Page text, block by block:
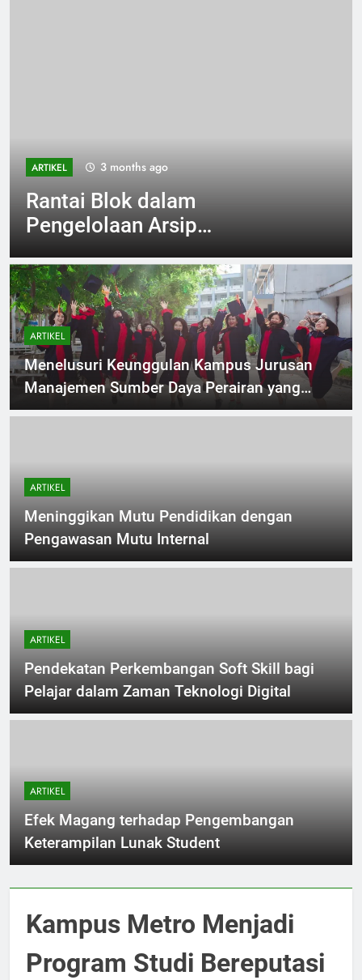
ARTIKEL 3 months ago
Rantai Blok dalam
Pengelolaan Arsip
Depan
ARTIKEL
Menelusuri Keunggulan Kampus Jurusan
Manajemen Sumber Daya Perairan yang
Terdepan di Indonesia
ARTIKEL
Meninggikan Mutu Pendidikan dengan
Pengawasan Mutu Internal
ARTIKEL
Pendekatan Perkembangan Soft Skill bagi
Pelajar dalam Zaman Teknologi Digital
ARTIKEL
Efek Magang terhadap Pengembangan
Keterampilan Lunak Student
Kampus Metro Menjadi
Program Studi Bereputasi